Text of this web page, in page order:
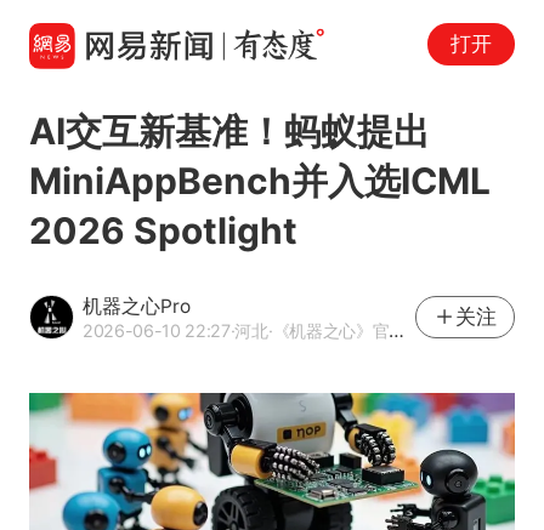
打开
AI交互新基准！蚂蚁提出
MiniAppBench并入选ICML
2026 Spotlight
机器之心Pro
2026-06-10 22:27·河北·《机器之心》官方网易号
关注